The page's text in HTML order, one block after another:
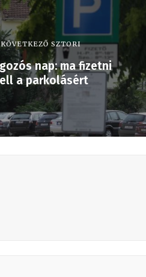
KÖVETKEZŐ SZTORI
nap: ma fizetni
a parkolásért